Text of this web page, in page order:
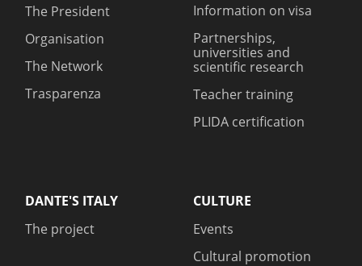
The President
Organisation
The Network
Trasparenza
Information on visa
Partnerships,
universities and
scientific research
Teacher training
PLIDA certification
DANTE'S ITALY
The project
CULTURE
Events
Cultural promotion